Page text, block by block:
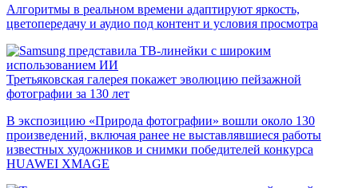
Алгоритмы в реальном времени адаптируют яркость,
цветопередачу и аудио под контент и условия просмотра
Третьяковская галерея покажет эволюцию пейзажной
фотографии за 130 лет
В экспозицию «Природа фотографии» вошли около 130
произведений, включая ранее не выставлявшиеся работы
известных художников и снимки победителей конкурса
HUAWEI XMAGE